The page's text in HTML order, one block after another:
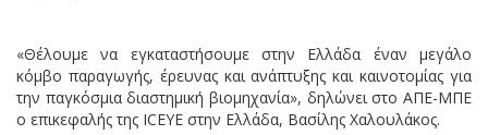
«Θέλουμε να εγκαταστήσουμε στην Ελλάδα έναν μεγάλο
κόμβο παραγωγής, έρευνας και ανάπτυξης και καινοτομίας για
την παγκόσμια διαστημική βιομηχανία», δηλώνει στο ΑΠΕ-ΜΠΕ
ο επικεφαλής της ICEYE στην Ελλάδα, Βασίλης Χαλουλάκος.